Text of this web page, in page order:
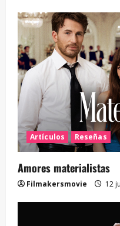
Artículos Reseñas
Amores materialistas
Filmakersmovie 12